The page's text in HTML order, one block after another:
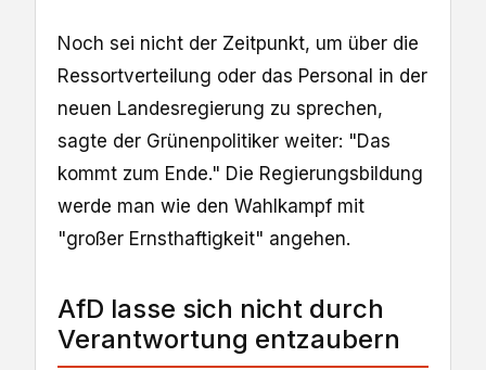
Noch sei nicht der Zeitpunkt, um über die
Ressortverteilung oder das Personal in der
neuen Landesregierung zu sprechen,
sagte der Grünenpolitiker weiter: "Das
kommt zum Ende." Die Regierungsbildung
werde man wie den Wahlkampf mit
"großer Ernsthaftigkeit" angehen.
AfD lasse sich nicht durch
Verantwortung entzaubern